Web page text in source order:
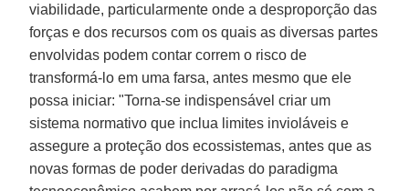
viabilidade, particularmente onde a desproporção das
forças e dos recursos com os quais as diversas partes
envolvidas podem contar correm o risco de
transformá-lo em uma farsa, antes mesmo que ele
possa iniciar: "Torna-se indispensável criar um
sistema normativo que inclua limites invioláveis e
assegure a proteção dos ecossistemas, antes que as
novas formas de poder derivadas do paradigma